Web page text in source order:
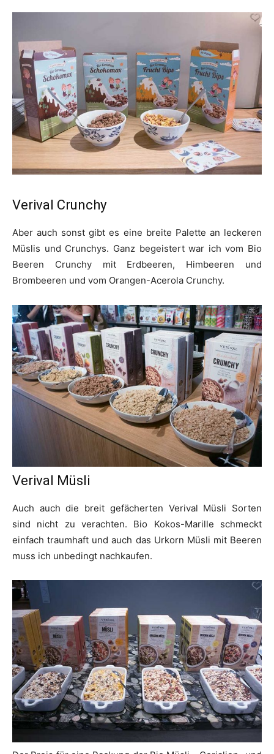
Verival Crunchy
Aber auch sonst gibt es eine breite Palette an leckeren
Müslis und Crunchys. Ganz begeistert war ich vom Bio
Beeren Crunchy mit Erdbeeren, Himbeeren und
Brombeeren und vom Orangen-Acerola Crunchy.
Verival Müsli
Auch auch die breit gefächerten Verival Müsli Sorten
sind nicht zu verachten. Bio Kokos-Marille schmeckt
einfach traumhaft und auch das Urkorn Müsli mit Beeren
muss ich unbedingt nachkaufen.